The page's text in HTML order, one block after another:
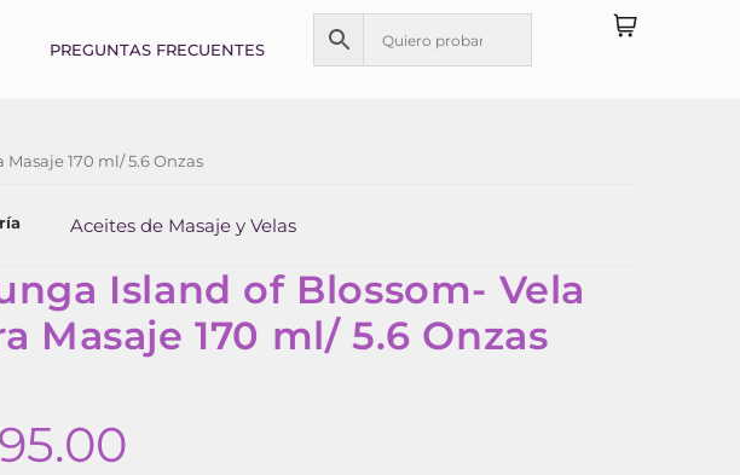
PREGUNTAS FRECUENTES
170 ml/ 5.6 Onzas
Aceites de Masaje y Velas
Island of Blossom- Vela
Masaje 170 ml/ 5.6 Onzas